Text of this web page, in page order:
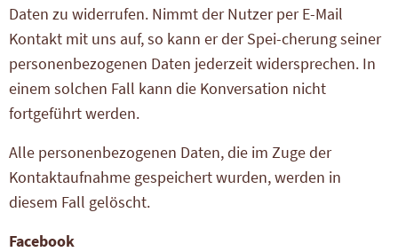
Daten zu widerrufen. Nimmt der Nutzer per E-Mail
Kontakt mit uns auf, so kann er der Spei-cherung seiner
personenbezogenen Daten jederzeit widersprechen. In
einem solchen Fall kann die Konversation nicht
fortgeführt werden.
Alle personenbezogenen Daten, die im Zuge der
Kontaktaufnahme gespeichert wurden, werden in
diesem Fall gelöscht.
Facebook